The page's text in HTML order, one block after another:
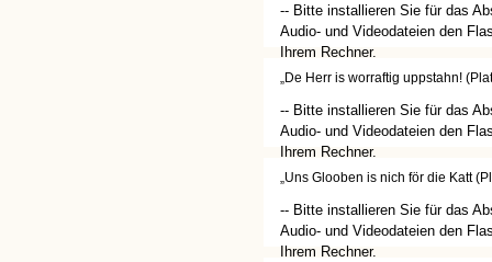
-- Bitte installieren Sie für das
Audio- und Videodateien den
Ihrem Rechner.
(http://get.adobe.com/de/
„De Herr is worraftig uppstahn!
-- Bitte installieren Sie für das
Audio- und Videodateien den
Ihrem Rechner.
(http://get.adobe.com/de/
„Uns Glooben is nich för die Katt
-- Bitte installieren Sie für das
Audio- und Videodateien den
Ihrem Rechner.